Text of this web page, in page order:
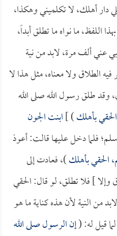
أهلك، لا تكلميني وهكذا،
اللفظ، ما نواه ما تطلق أبداً،
عني ألف مرة، لابد من نية
الطلاق ولا معناه، مثل هذا لا
وقد طلق رسول الله صلى الله
الحقي بأهلك) ]ابنت الجون
فلما دخل عليها قالت: أعوذ
الحقي بأهلك)، فعادت إلى
] فلا تطلق، لو قال: الحقي
من النية لأن هذه كناية ما هو
لما قيل له: (إن الرسول صلى الله